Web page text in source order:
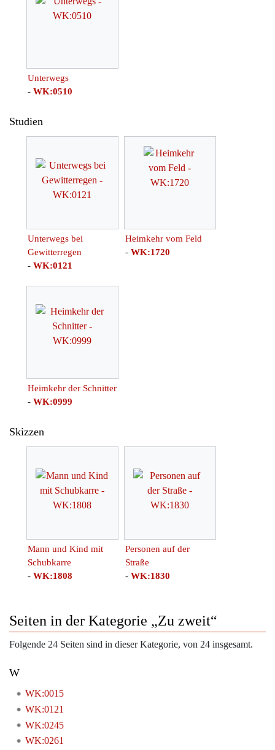
Unterwegs
- WK:0510
Studien
Unterwegs bei
Gewitterregen
- WK:0121
Heimkehr vom Feld
- WK:1720
Heimkehr der Schnitter
- WK:0999
Skizzen
Mann und Kind mit
Schubkarre
- WK:1808
Personen auf der
Straße
- WK:1830
Seiten in der Kategorie „Zu zweit“
Folgende 24 Seiten sind in dieser Kategorie, von 24 insgesamt.
W
WK:0015
WK:0121
WK:0245
WK:0261